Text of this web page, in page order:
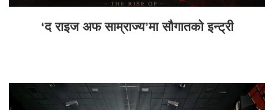
‘द राइज अफ साम्राज्य’मा सौगातको इन्ट्री